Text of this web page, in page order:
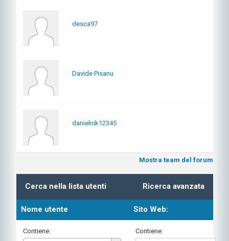
desca97
Davide Pisanu
danielnik12345
Mostra team del forum
Ricerca avanzata
Cerca nella lista utenti
Nome utente Sito Web:
Contiene:
Contiene: